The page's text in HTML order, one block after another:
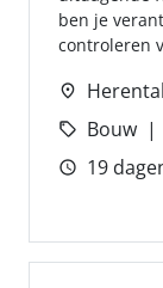
ben je
controleren
Bouw
19